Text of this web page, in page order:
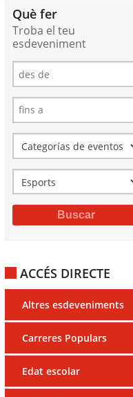
Què fer
Troba el teu
esdeveniment
ACCÉS DIRECTE
Altres esdeveniments
Carreres Populars
Edat escolar